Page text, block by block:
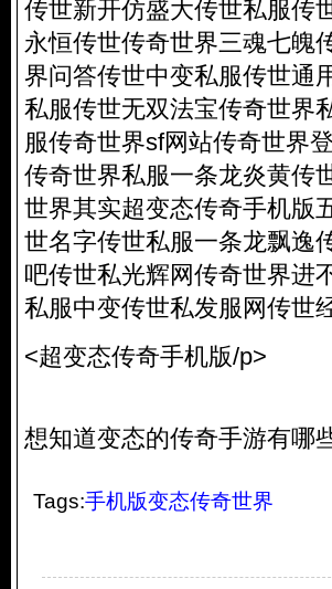
传世新开仿盛大传世私服传
永恒传世传奇世界三魂七魄
界问答传世中变私服传世通
私服传世无双法宝传奇世界
服传奇世界sf网站传奇世界
传奇世界私服一条龙炎黄传
世界其实超变态传奇手机版
世名字传世私服一条龙飘逸
吧传世私光辉网传奇世界进
私服中变传世私发服网传世
<超变态传奇手机版/p>
想知道变态的传奇手游有哪
Tags:手机版变态传奇世界